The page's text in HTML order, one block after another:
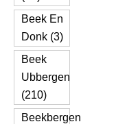
Beek En
Donk (3)
Beek
Ubbergen
(210)
Beekbergen